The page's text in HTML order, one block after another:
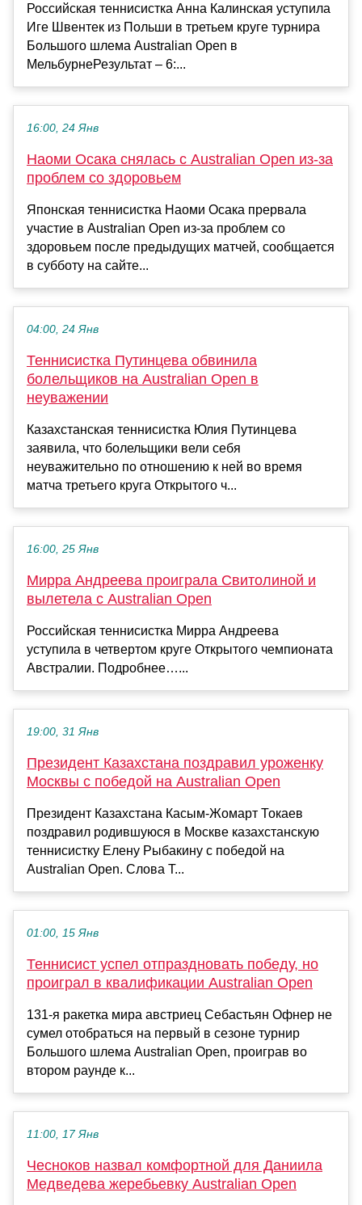
Российская теннисистка Анна Калинская уступила
Иге Швентек из Польши в третьем круге турнира
Большого шлема Australian Open в
МельбурнеРезультат – 6:...
16:00, 24 Янв
Наоми Осака снялась с Australian Open из-за
проблем со здоровьем
Японская теннисистка Наоми Осака прервала
участие в Australian Open из-за проблем со
здоровьем после предыдущих матчей, сообщается
в субботу на сайте...
04:00, 24 Янв
Теннисистка Путинцева обвинила
болельщиков на Australian Open в
неуважении
Казахстанская теннисистка Юлия Путинцева
заявила, что болельщики вели себя
неуважительно по отношению к ней во время
матча третьего круга Открытого ч...
16:00, 25 Янв
Мирра Андреева проиграла Свитолиной и
вылетела с Australian Open
Российская теннисистка Мирра Андреева
уступила в четвертом круге Открытого чемпионата
Австралии. Подробнее…...
19:00, 31 Янв
Президент Казахстана поздравил уроженку
Москвы с победой на Australian Open
Президент Казахстана Касым-Жомарт Токаев
поздравил родившуюся в Москве казахстанскую
теннисистку Елену Рыбакину с победой на
Australian Open. Слова Т...
01:00, 15 Янв
Теннисист успел отпраздновать победу, но
проиграл в квалификации Australian Open
131-я ракетка мира австриец Себастьян Офнер не
сумел отобраться на первый в сезоне турнир
Большого шлема Australian Open, проиграв во
втором раунде к...
11:00, 17 Янв
Чесноков назвал комфортной для Даниила
Медведева жеребьевку Australian Open